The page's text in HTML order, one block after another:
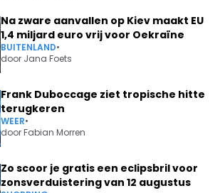
Na zware aanvallen op Kiev maakt EU
1,4 miljard euro vrij voor Oekraïne
BUITENLAND•
door Jana Foets
Frank Duboccage ziet tropische hitte
terugkeren
WEER•
doorFabian Morren
Zo scoor je gratis een eclipsbril voor
zonsverduistering van 12 augustus